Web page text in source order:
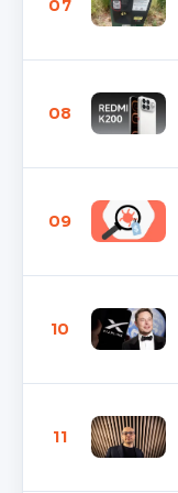
07
08
09
10
11